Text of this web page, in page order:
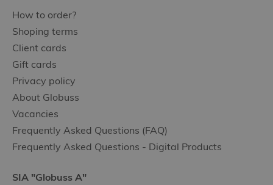
How to order?
Shoping terms
Client cards
Gift cards
Privacy policy
About Globuss
Vacancies
Frequently Asked Questions (FAQ)
Frequently Asked Questions - Digital Products
SIA "Globuss A"